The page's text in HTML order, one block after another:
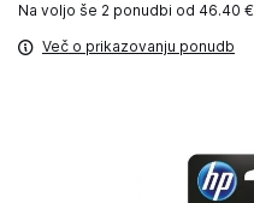
Na voljo še 2 ponudbi od 46.40 €
Več o prikazovanju ponudb